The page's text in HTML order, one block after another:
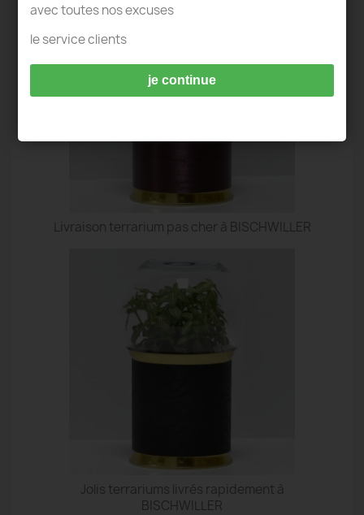
Livraison terrarium pas cher à BISCHWILLER
Jolis terrariums livrés rapidement à
BISCHWILLER
avec toutes nos excuses
le service clients
je continue